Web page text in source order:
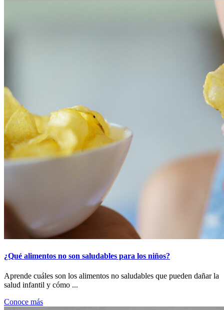
¿Qué alimentos no son saludables para los niños?
Aprende cuáles son los alimentos no saludables que pueden dañar la
salud infantil y cómo ...
Conoce más